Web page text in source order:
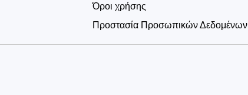
Όροι χρήσης
Προστασία Προσωπικών Δεδομένων